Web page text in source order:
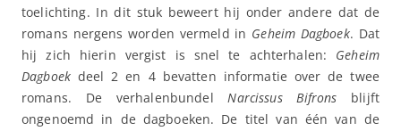
toelichting. In dit stuk beweert hij onder andere dat de
romans nergens worden vermeld in Geheim Dagboek. Dat
hij zich hierin vergist is snel te achterhalen: Geheim
Dagboekdeel 2 en 4 bevatten informatie over de twee
romans. De verhalenbundel Narcissus Bifrons blijft
ongenoemd in de dagboeken. De titel van één van de